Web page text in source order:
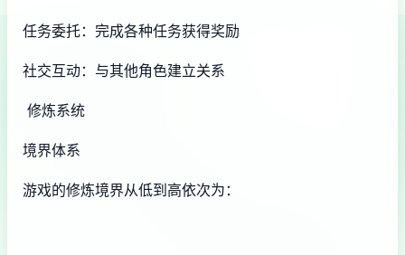
任务委托：完成各种任务获得奖励
社交互动：与其他角色建立关系
修炼系统
境界体系
游戏的修炼境界从低到高依次为：